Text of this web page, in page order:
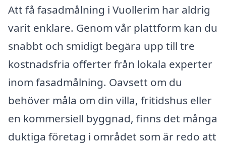
Att få fasadmålning i Vuollerim har aldrig
varit enklare. Genom vår plattform kan du
snabbt och smidigt begära upp till tre
kostnadsfria offerter från lokala experter
inom fasadmålning. Oavsett om du
behöver måla om din villa, fritidshus eller
en kommersiell byggnad, finns det många
duktiga företag i området som är redo att